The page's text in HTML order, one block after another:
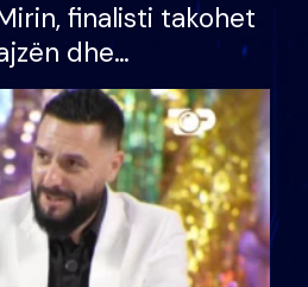
finalisti takohet
dhe
ndonjë letër